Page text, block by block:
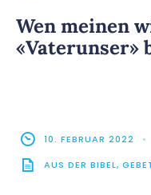
Wen meinen
«Vaterunser»
10. FEBRUAR 2022
•
AUS DER BIBEL,